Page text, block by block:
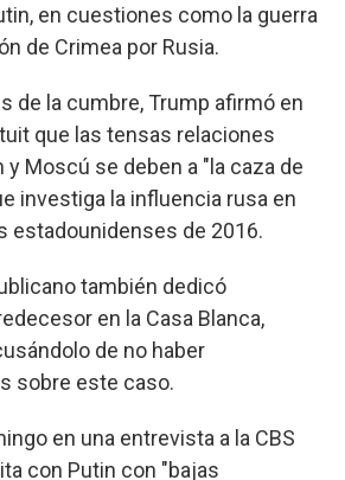
en cuestiones como la guerra
de Crimea por Rusia.
de la cumbre, Trump afirmó en
que las tensas relaciones
Moscú se deben a "la caza de
investiga la influencia rusa en
estadounidenses de 2016.
también dedicó
en la Casa Blanca,
de no haber
sobre este caso.
en una entrevista a la CBS
con Putin con "bajas